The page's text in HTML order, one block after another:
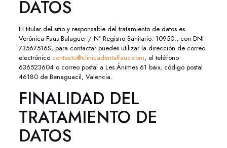
DATOS
El titular del sitio y responsable del tratamiento de datos es
Verónica Faus Balaguer / Nº Registro Sanitario: 10950., con DNI
73567516S, para contactar puedes utilizar la dirección de correo
electrónico contacto@clinicadentalfaus.com, el teléfono
636523604 o correo postal a Les Ánimes 61 baix, código postal
46180 de Benaguacil, Valencia.
FINALIDAD DEL
TRATAMIENTO DE
DATOS